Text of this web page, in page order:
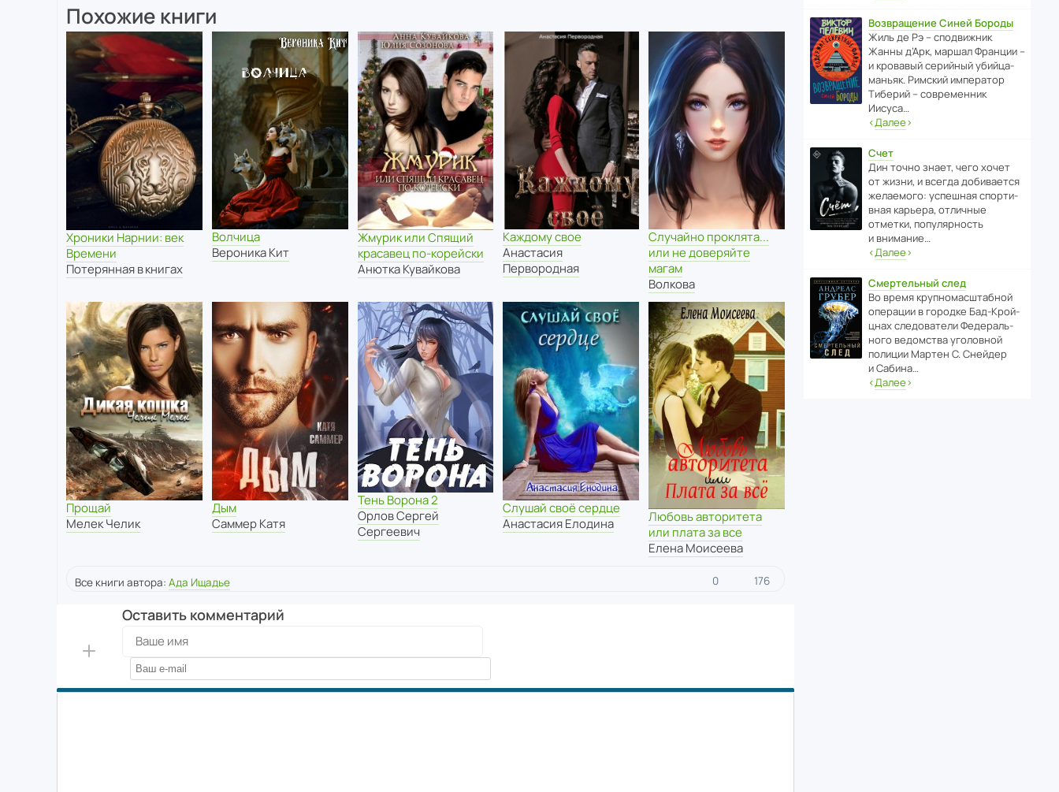
Похожие книги
Хроники Нарнии: век
Времени
Потерянная в книгах
Волчица
Вероника Кит
Жмурик или Спящий
красавец по-корейски
Анютка Кувайкова
Каждому свое
Анастасия
Первородная
Случайно проклята...
или не доверяйте
магам
Волкова
Прощай
Мелек Челик
Дым
Саммер Катя
Тень Ворона 2
Орлов Сергей
Сергеевич
Слушай своё сердце
Анастасия Елодина
Любовь авторитета
или плата за все
Елена Моисеева
Все книги автора: Ада Ищадье 0 176
Оставить комментарий
Возвращение Синей Бороды
Жиль де Рэ – спод­ви­жник
Жанны д’Арк, маршал Франции –
и кровавый серийный убийца-
маньяк. Римский импе­ратор
Тиберий – совре­менник
Иисуса…
‹Далее›
Счет
Дин точно знает, чего хочет
от жизни, и всегда доби­ва­ется
жела­е­мого: успе­шная спор­ти­
вная карьера, отли­чные
отметки, попу­ля­р­ность
и внимание…
‹Далее›
Смертельный след
Во время круп­но­мас­ш­та­бной
операции в городке Бад‑Крой­
цнах следо­ва­тели Феде­раль­
ного ведомства уголо­вной
полиции Мартен С. Снейдер
и Сабина…
‹Далее›